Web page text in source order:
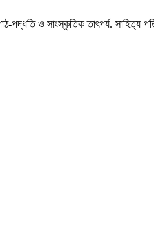
পাঠ-পদ্ধতি ও সাংস্কৃতিক